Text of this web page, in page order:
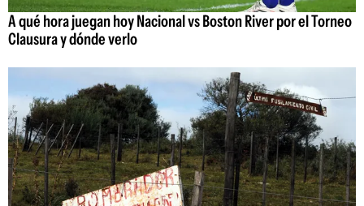
A qué hora juegan hoy Nacional vs Boston River por el Torneo
Clausura y dónde verlo